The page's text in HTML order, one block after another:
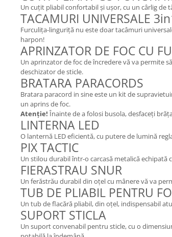
Un cuțit pliabil confortabil și ușor, cu un cârlig de
TACAMURI UNIVERSALE
Furculița-linguriță nu este doar tacâmuri
harpon!
APRINZATOR DE FOC CU
Un aprinzator de foc de încredere vă va permite
deschizator de sticle.
BRATARA PARACORDS
Bratara paracord in sine este un kit de
un aprins de foc.
Atenţie! Înainte de a folosi busola, desfaceți
LINTERNA LED
O lanternă LED eficientă, cu putere de lumină
PIX TACTIC
Un stilou durabil într-o carcasă metalică
FIERASTRAU SNUR
Un ferăstrău durabil din oțel cu mânere vă va
TUB DE PLIABIL PENTRU
Un tub de flacără pliabil, din oțel, indispensabil
SUPORT STICLA
Un suport convenabil pentru sticle, cu o